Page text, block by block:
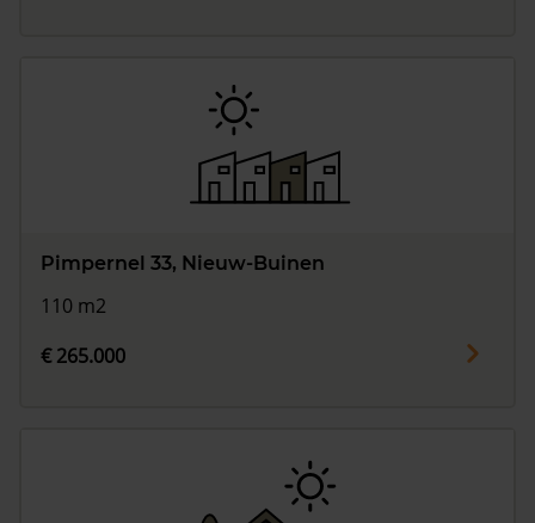
Pimpernel 33, Nieuw-Buinen
110 m2
€ 265.000